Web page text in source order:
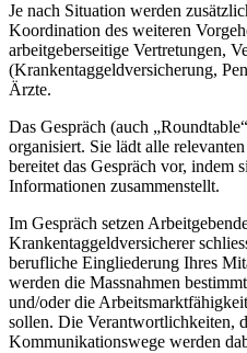
Je nach Situation werden
Koordination des weiteren
arbeitgeberseitige Vertretungen,
(Krankentaggeldversicherung,
Ärzte.
Das Gespräch (auch
organisiert. Sie lädt alle
bereitet das Gespräch vor, indem
Informationen zusammenstellt.
Im Gespräch setzen
Krankentaggeldversicherer
berufliche Eingliederung Ihres
werden die Massnahmen
und/oder die
sollen. Die Verantwortlichkeiten,
Kommunikationswege werden